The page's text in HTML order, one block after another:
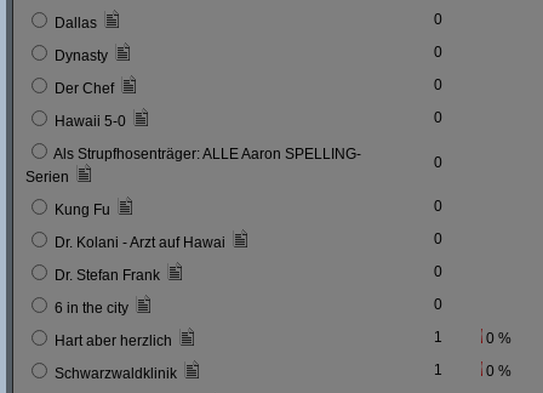
Dallas 0
Dynasty 0
Der Chef 0
Hawaii 5-0 0
Als Strupfhosenträger: ALLE Aaron SPELLING-
Serien
0
Kung Fu 0
Dr. Kolani - Arzt auf Hawai 0
Dr. Stefan Frank 0
6 in the city 0
Hart aber herzlich 1 0 %
Schwarzwaldklinik 1 0 %